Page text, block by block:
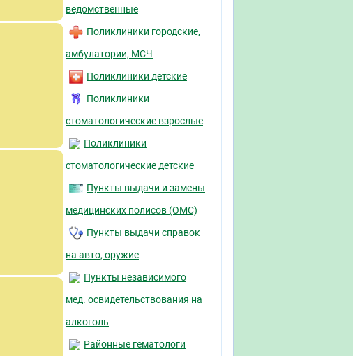
ведомственные
Поликлиники городские,
амбулатории, МСЧ
Поликлиники детские
Поликлиники
стоматологические взрослые
Поликлиники
стоматологические детские
Пункты выдачи и замены
медицинских полисов (ОМС)
Пункты выдачи справок
на авто, оружие
Пункты независимого
мед. освидетельствования на
алкоголь
Районные гематологи